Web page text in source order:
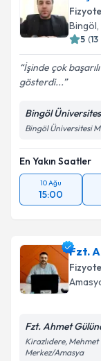
Bingöl,
5 (13
İşinde çok
gösterdi...
Bingöl
Bingöl Üniversitesi
En Yakın Saatler
10 Ağu
15:00
Fzt.
Fzt. Ahmet
Kirazlıdere,
Merkez/Amasya